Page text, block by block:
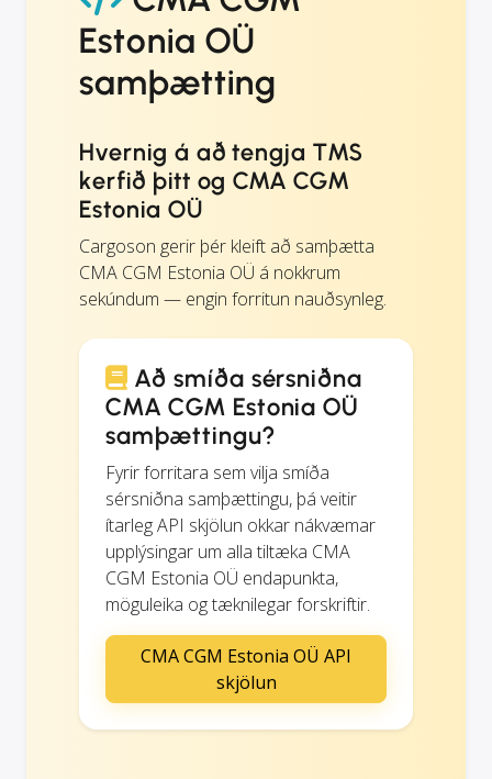
Estonia OÜ
samþætting
Hvernig á að tengja TMS
kerfið þitt og CMA CGM
Estonia OÜ
Cargoson gerir þér kleift að samþætta
CMA CGM Estonia OÜ á nokkrum
sekúndum — engin forritun nauðsynleg.
Að smíða sérsniðna
CMA CGM Estonia OÜ
samþættingu?
Fyrir forritara sem vilja smíða
sérsniðna samþættingu, þá veitir
ítarleg API skjölun okkar nákvæmar
upplýsingar um alla tiltæka CMA
CGM Estonia OÜ endapunkta,
möguleika og tæknilegar forskriftir.
CMA CGM Estonia OÜ API
skjölun